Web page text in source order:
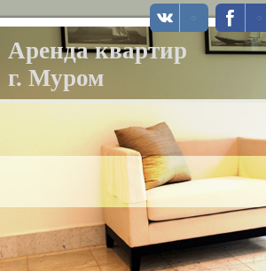
Аренда квартир
г. Муром